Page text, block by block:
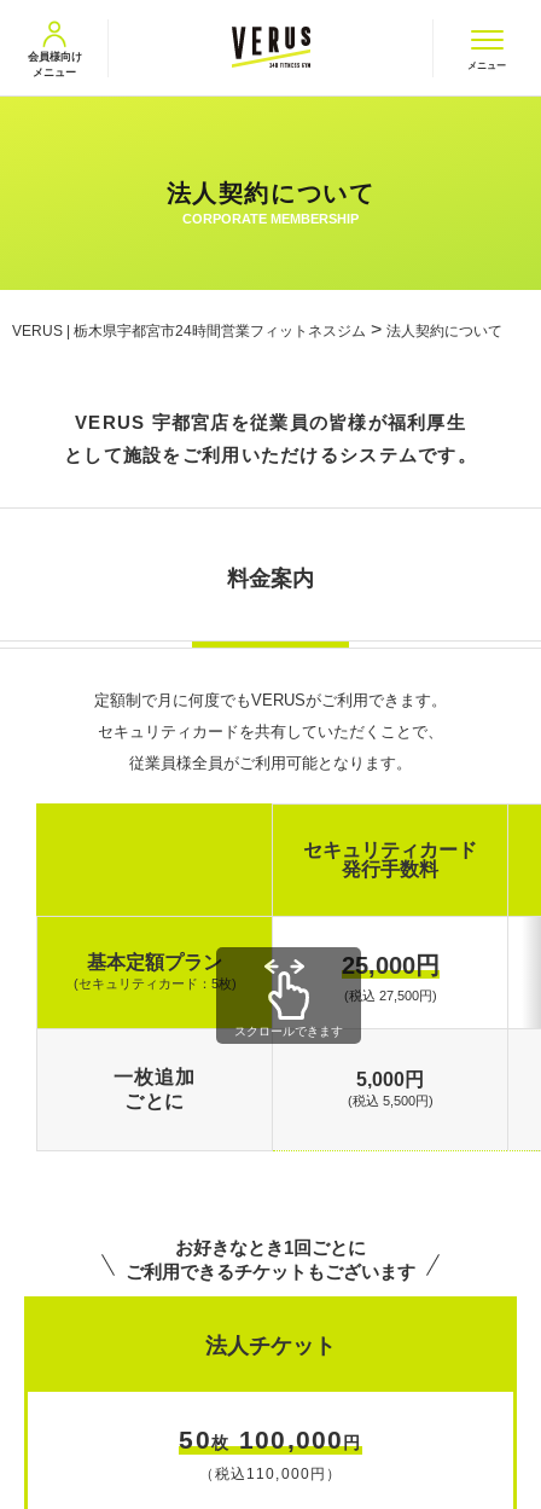
VERUS ヴェルス
会員様向け
メニュー
メニュー
法人契約について
VERUS | 栃木県宇都宮市24時間営業フィットネスジム > 法人契約について
VERUS 宇都宮店を従業員の皆様が福利厚生
として施設をご利用いただけるシステムです。
料金案内
定額制で月に何度でもVERUSがご利用できます。
セキュリティカードを共有していただくことで、
従業員様全員がご利用可能となります。
セキュリティカード
発行手数料
基本定額プラン
(セキュリティカード：5枚)
25,000円
(税込 27,500円)
一枚追加
ごとに
5,000円
(税込 5,500円)
スクロールできます
お好きなとき1回ごとに
ご利用できるチケットもございます
法人チケット
50枚100,000円
（税込110,000円）